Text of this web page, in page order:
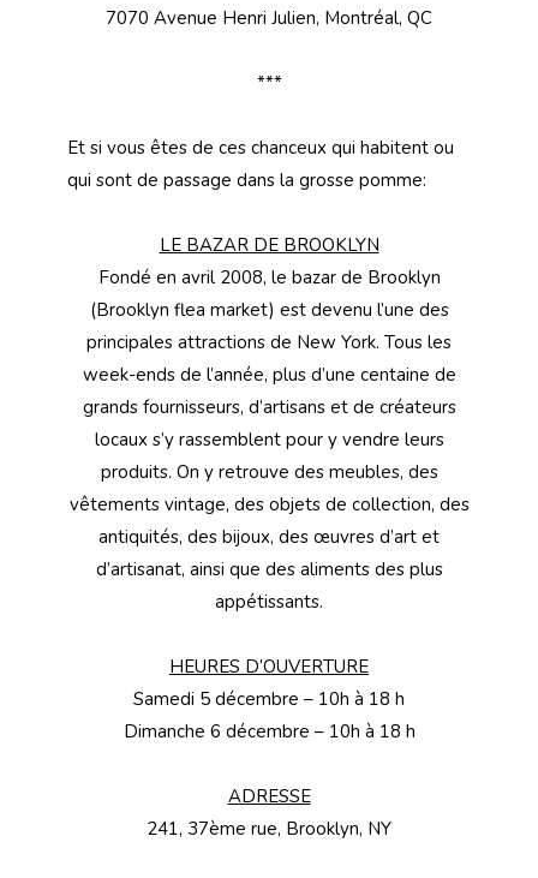
7070 Avenue Henri Julien, Montréal, QC
***
Et si vous êtes de ces chanceux qui habitent ou
qui sont de passage dans la grosse pomme:
LE BAZAR DE BROOKLYN
Fondé en avril 2008, le bazar de Brooklyn
(Brooklyn flea market) est devenu l’une des
principales attractions de New York. Tous les
week-ends de l’année, plus d’une centaine de
grands fournisseurs, d’artisans et de créateurs
locaux s’y rassemblent pour y vendre leurs
produits. On y retrouve des meubles, des
vêtements vintage, des objets de collection, des
antiquités, des bijoux, des œuvres d’art et
d’artisanat, ainsi que des aliments des plus
appétissants.
HEURES D’OUVERTURE
Samedi 5 décembre – 10h à 18 h
Dimanche 6 décembre – 10h à 18 h
ADRESSE
241, 37ème rue, Brooklyn, NY